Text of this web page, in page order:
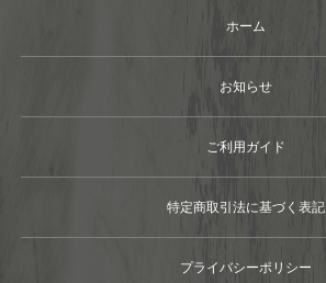
ホーム
お知らせ
ご利用ガイド
特定商取引法に基づく表記
プライバシーポリシー